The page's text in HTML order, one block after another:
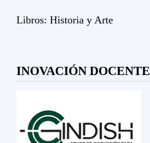
Libros: Historia y Arte
INOVACIÓN DOCENTE